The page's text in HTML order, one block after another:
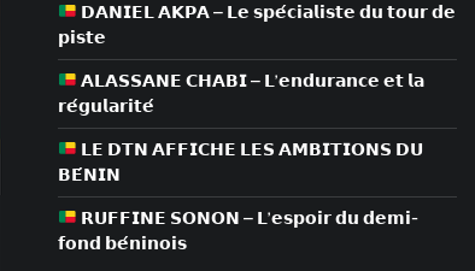
𝗗𝗔𝗡𝗜𝗘𝗟 𝗔𝗞𝗣𝗔 – 𝗟𝗲 𝘀𝗽𝗲́𝗰𝗶𝗮𝗹𝗶𝘀𝘁𝗲 𝗱𝘂 𝘁𝗼𝘂𝗿 𝗱𝗲
𝗽𝗶𝘀𝘁𝗲
𝗔𝗟𝗔𝗦𝗦𝗔𝗡𝗘 𝗖𝗛𝗔𝗕𝗜 – 𝗟’𝗲𝗻𝗱𝘂𝗿𝗮𝗻𝗰𝗲 𝗲𝘁 𝗹𝗮
𝗿𝗲́𝗴𝘂𝗹𝗮𝗿𝗶𝘁𝗲́
𝗟𝗘 𝗗𝗧𝗡 𝗔𝗙𝗙𝗜𝗖𝗛𝗘 𝗟𝗘𝗦 𝗔𝗠𝗕𝗜𝗧𝗜𝗢𝗡𝗦 𝗗𝗨
𝗕𝗘́𝗡𝗜𝗡
𝗥𝗨𝗙𝗙𝗜𝗡𝗘 𝗦𝗢𝗡𝗢𝗡 – 𝗟’𝗲𝘀𝗽𝗼𝗶𝗿 𝗱𝘂 𝗱𝗲𝗺𝗶-
𝗳𝗼𝗻𝗱 𝗯𝗲́𝗻𝗶𝗻𝗼𝗶𝘀